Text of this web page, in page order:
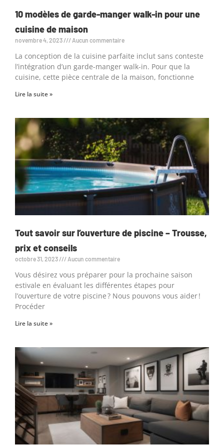
10 modèles de garde-manger walk-in pour une
cuisine de maison
novembre 4, 2023 Aucun commentaire
La conception de la cuisine parfaite inclut sans conteste
l’intégration d’un garde-manger walk-in. Pour que la
cuisine, cette pièce centrale de la maison, fonctionne
Lire la suite »
Tout savoir sur l’ouverture de piscine – Trousse,
prix et conseils
octobre 31, 2023 Aucun commentaire
Vous désirez vous préparer pour la prochaine saison
estivale en évaluant les différentes étapes pour
l’ouverture de votre piscine ? Nous pouvons vous aider !
Procéder
Lire la suite »